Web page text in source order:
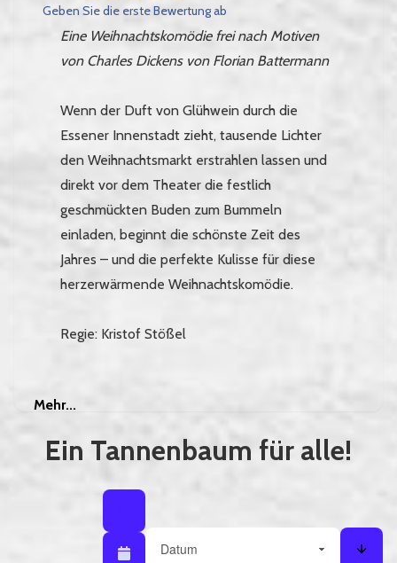
Geben Sie die erste Bewertung ab
Eine Weihnachtskomödie frei nach Motiven
von Charles Dickens von Florian Battermann
Wenn der Duft von Glühwein durch die
Essener Innenstadt zieht, tausende Lichter
den Weihnachtsmarkt erstrahlen lassen und
direkt vor dem Theater die festlich
geschmückten Buden zum Bummeln
einladen, beginnt die schönste Zeit des
Jahres – und die perfekte Kulisse für diese
herzerwärmende Weihnachtskomödie.
Regie: Kristof Stößel
Mehr...
Ein Tannenbaum für alle!
Listenansicht
KalenderansichtSortieren nach